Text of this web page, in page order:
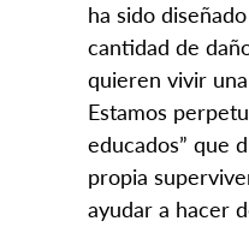
ha sido
cantidad de
quieren vivir
Estamos
educados” que
propia
ayudar a hacer